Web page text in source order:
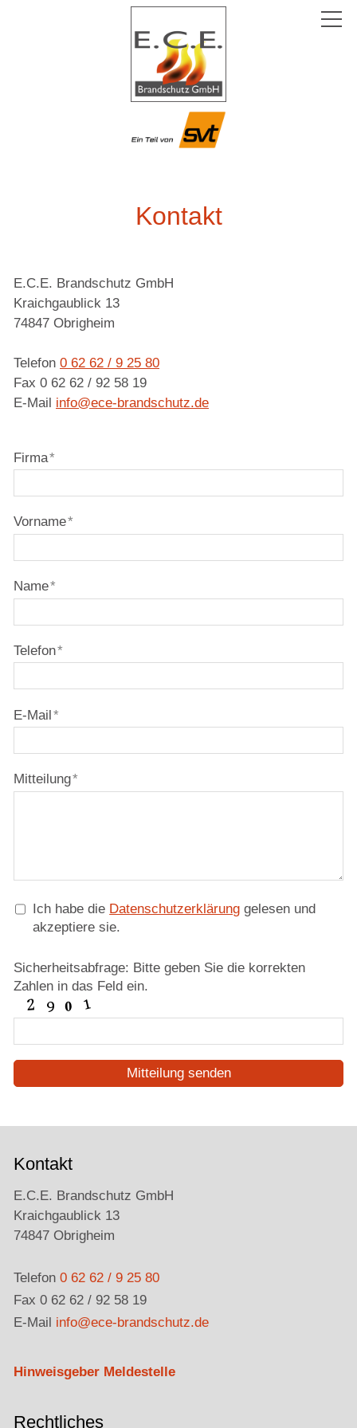
Kontakt
E.C.E. Brandschutz GmbH
Kraichgaublick 13
74847 Obrigheim
Telefon 0 62 62 / 9 25 80
Fax 0 62 62 / 92 58 19
E-Mail
nf c -br ndsch tz d
Firma*
Vorname*
Name*
Telefon*
E-Mail*
Mitteilung*
Ich habe die Datenschutzerklärung gelesen und
akzeptiere sie.
Sicherheitsabfrage: Bitte geben Sie die korrekten
Zahlen in das Feld ein.
Mitteilung senden
Kontakt
E.C.E. Brandschutz GmbH
Kraichgaublick 13
74847 Obrigheim
Telefon 0 62 62 / 9 25 80
Fax 0 62 62 / 92 58 19
E-Mail info@ece-brandschutz.de
Hinweisgeber Meldestelle
Rechtliches